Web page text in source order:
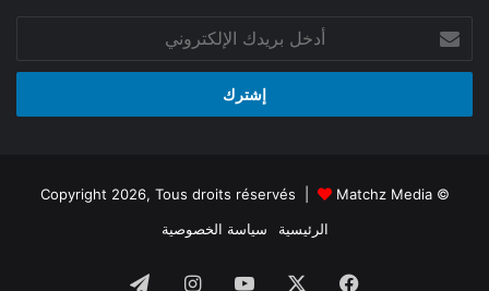
بريدك
الإلكتروني
© Copyright 2026, Tous droits réservés |
Matchz Media
الرئيسية
سياسة الخصوصية
فيسبوك ‫YouTubeانستقرام